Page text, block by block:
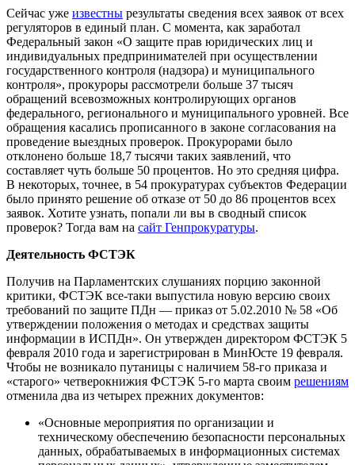
Сейчас уже известны результаты сведения всех заявок от всех
регуляторов в единый план. С момента, как заработал
Федеральный закон «О защите прав юридических лиц и
индивидуальных предпринимателей при осуществлении
государственного контроля (надзора) и муниципального
контроля», прокуроры рассмотрели больше 37 тысяч
обращений всевозможных контролирующих органов
федерального, регионального и муниципального уровней. Все
обращения касались прописанного в законе согласования на
проведение выездных проверок. Прокурорами было
отклонено больше 18,7 тысячи таких заявлений, что
составляет чуть больше 50 процентов. Но это средняя цифра.
В некоторых, точнее, в 54 прокуратурах субъектов Федерации
было принято решение об отказе от 50 до 86 процентов всех
заявок. Хотите узнать, попали ли вы в сводный список
проверок? Тогда вам на сайт Генпрокуратуры.
Деятельность ФСТЭК
Получив на Парламентских слушаниях порцию законной
критики, ФСТЭК все-таки выпустила новую версию своих
требований по защите ПДн — приказ от 5.02.2010 № 58 «Об
утверждении положения о методах и средствах защиты
информации в ИСПДн». Он утвержден директором ФСТЭК 5
февраля 2010 года и зарегистрирован в МинЮсте 19 февраля.
Чтобы не возникало путаницы с наличием 58-го приказа и
«старого» четверокнижия ФСТЭК 5-го марта своим решениям
отменила два из четырех прежних документов:
«Основные мероприятия по организации и
техническому обеспечению безопасности персональных
данных, обрабатываемых в информационных системах